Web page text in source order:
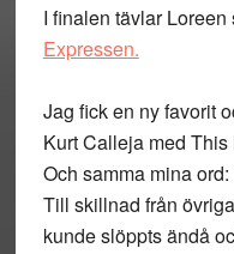
I finalen tävlar Loreen
Expressen.
Jag fick en ny favorit
Kurt Calleja med
Och samma mina
Till skillnad från
kunde slöppts ändå